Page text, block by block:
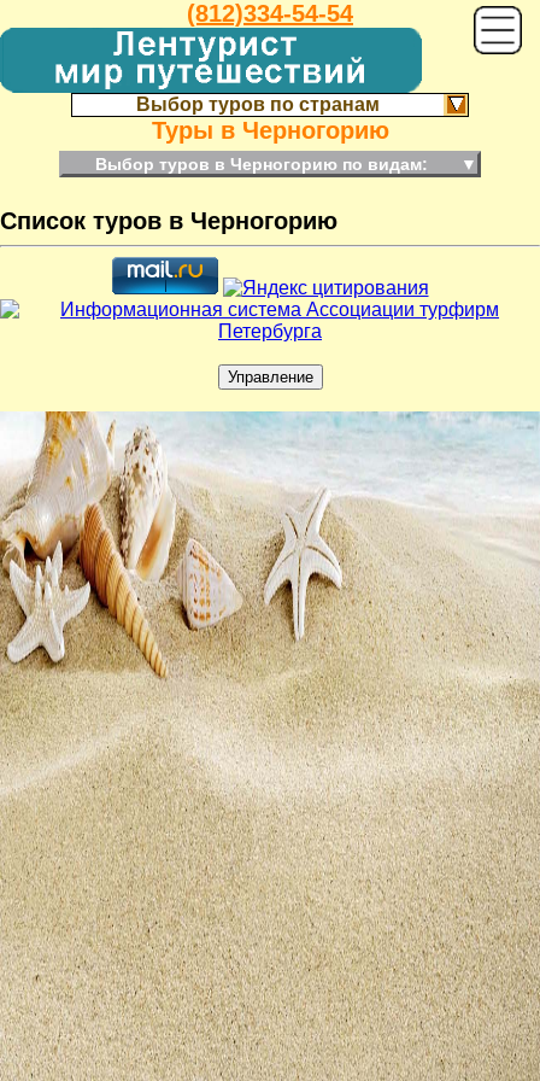
(812)334-54-54
Выбор туров по странам
Туры в Черногорию
Выбор туров в Черногорию по видам: ▼
Список туров в Черногорию